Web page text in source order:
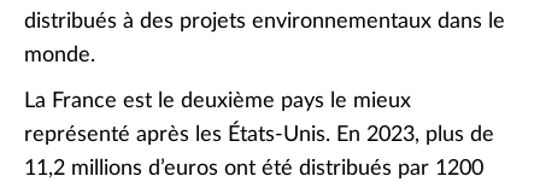
distribués à des projets environnementaux dans le
monde.
La France est le deuxième pays le mieux
représenté après les États-Unis. En 2023, plus de
11,2 millions d’euros ont été distribués par 1200